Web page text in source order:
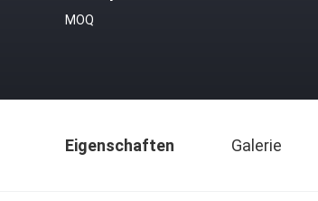
MOQ
Eigenschaften Galerie